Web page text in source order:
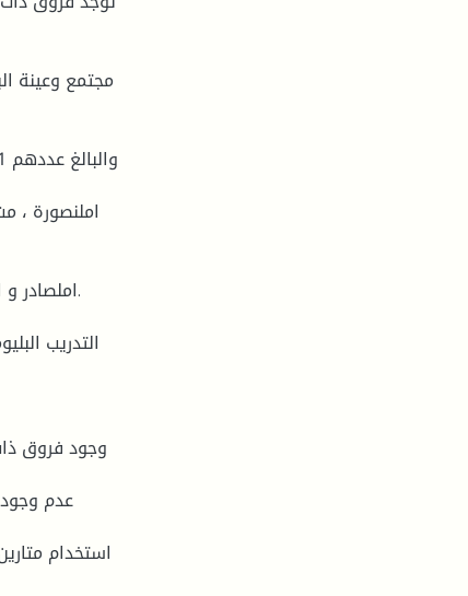
مجتمع وعينة
املنصورة ،
املصادر و
التدريب